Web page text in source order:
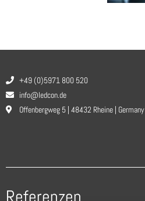
+49 (0)5971 800 520
info@ledcon.de
Offenbergweg 5 | 48432 Rheine | Germany